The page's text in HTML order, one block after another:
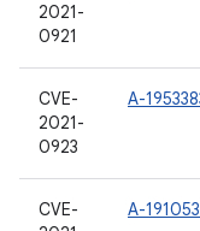
2021-
0921
CVE-
2021-
0923
A-
CVE-
A-